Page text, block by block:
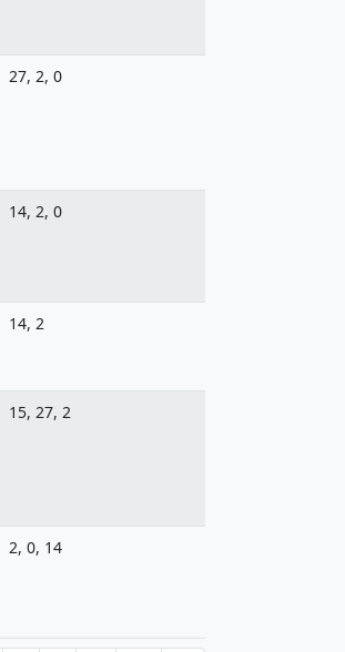
27, 2, 0
14, 2, 0
14, 2
15, 27, 2
2, 0, 14